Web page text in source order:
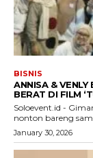
BISNIS
ANNISA &
BERAT DI FILM
Soloevent.id -
nonton bareng
January 30, 2026